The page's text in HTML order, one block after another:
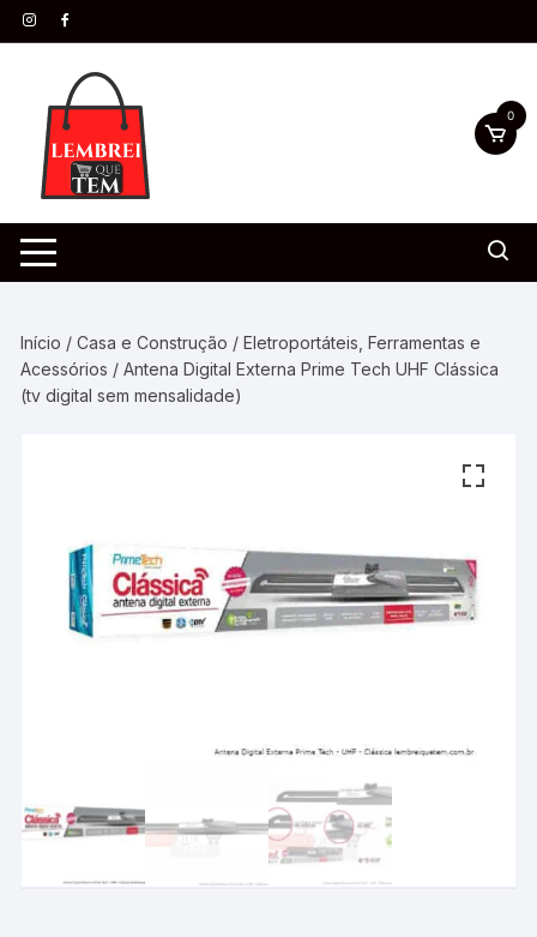
0
Início /Casa e Construção /Eletroportáteis, Ferramentas e
Acessórios / Antena Digital Externa Prime Tech UHF Clássica
(tv digital sem mensalidade)